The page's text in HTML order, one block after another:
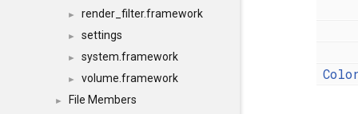
► render_filter.framework
► settings
► system.framework
► volume.framework
► File Members